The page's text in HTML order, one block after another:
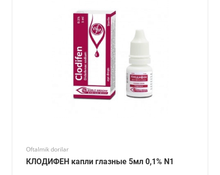
Oftalmik dorilar
КЛОДИФЕН капли глазные 5мл 0,1% N1